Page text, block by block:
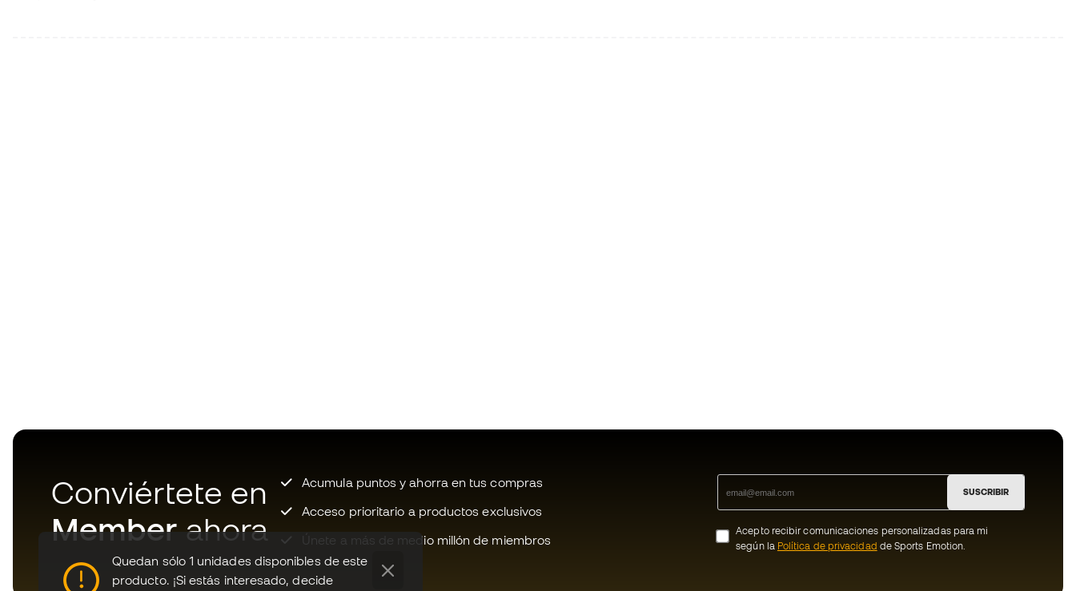
Quedan sólo 1 unidades disponibles de este
producto. ¡Si estás interesado, decide
Conviértete en
Member ahora
Acumula puntos y ahorra en tus compras
Acceso prioritario a productos exclusivos
Únete a más de medio millón de miembros
SUSCRIBIR
Acepto recibir comunicaciones personalizadas para mi
según la Política de privacidad de Sports Emotion.